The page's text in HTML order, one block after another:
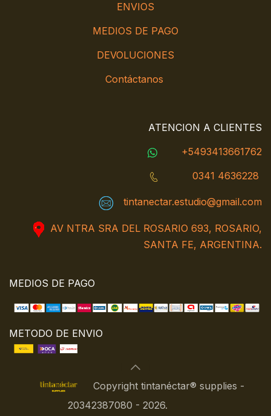
ENVIOS
MEDIOS DE PAGO
DEVOLUCIONES
Contáctanos
ATENCION A CLIENTES
+5493413661762
0341 4636228
tintanectar.estudio@gmail.com
AV NTRA SRA DEL ROSARIO 693, ROSARIO,
SANTA FE, ARGENTINA.
MEDIOS DE PAGO
METODO DE ENVIO
Copyright tintanéctar® supplies -
20342387080 - 2026.